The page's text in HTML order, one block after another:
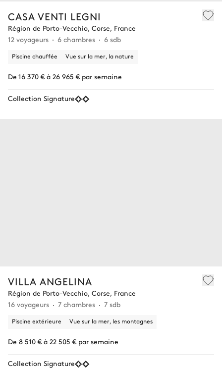
CASA VENTI LEGNI
Région de Porto-Vecchio, Corse, France
12 voyageurs
6 chambres 6 sdb
Piscine chauffée Vue sur la mer, la nature
De 16 370 € à 26 965 € par semaine
Collection Signature
VILLA ANGELINA
Région de Porto-Vecchio, Corse, France
16 voyageurs
7 chambres 7 sdb
Piscine extérieure Vue sur la mer, les montagnes
De 8 510 € à 22 505 € par semaine
Collection Signature